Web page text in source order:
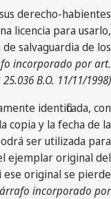
derecho-habientes
licencia para usarlo,
salvaguardia de los
incorporado por art.
B.O. 11/11/1998).
identificada, con
copia y la fecha de la
ser utilizada para
ejemplar original del
ese original se pierde
incorporado por